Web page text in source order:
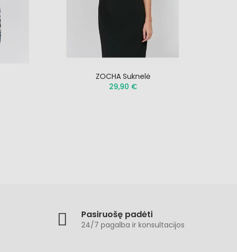
ZOCHA Suknelė
29,90 €
Pasiruošę padėti
24/7 pagalba ir konsultacijos